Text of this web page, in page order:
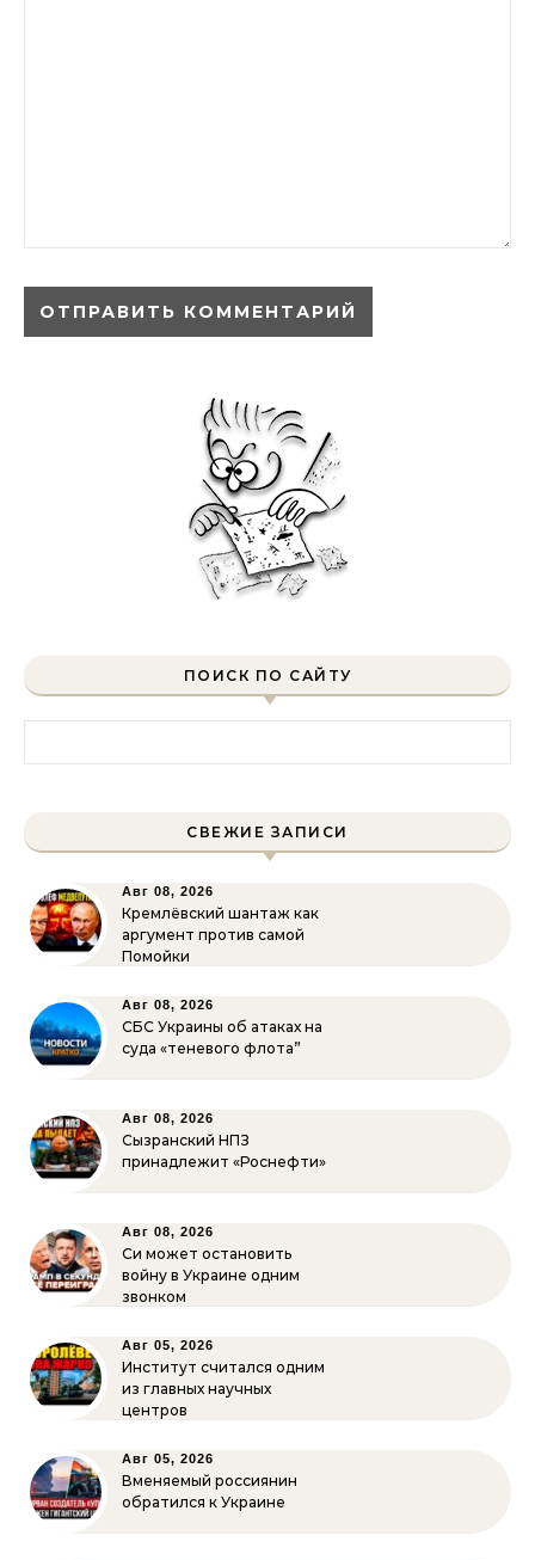
ПОИСК ПО САЙТУ
СВЕЖИЕ ЗАПИСИ
Авг 08, 2026
Кремлёвский шантаж как
аргумент против самой
Помойки
Авг 08, 2026
СБС Украины об атаках на
суда «теневого флота”
Авг 08, 2026
Сызранский НПЗ
принадлежит «Роснефти»
Авг 08, 2026
Си может остановить
войну в Украине одним
звонком
Авг 05, 2026
Институт считался одним
из главных научных
центров
Авг 05, 2026
Вменяемый россиянин
обратился к Украине